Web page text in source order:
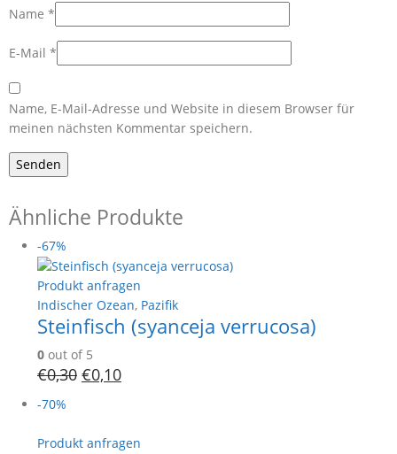
Name *
E-Mail *
Name, E-Mail-Adresse und Website in diesem Browser für
meinen nächsten Kommentar speichern.
Ähnliche Produkte
-67%
Produkt anfragen
Indischer Ozean, Pazifik
Steinfisch (syanceja verrucosa)
0 out of 5
€0,30 €0,10
-70%
Produkt anfragen